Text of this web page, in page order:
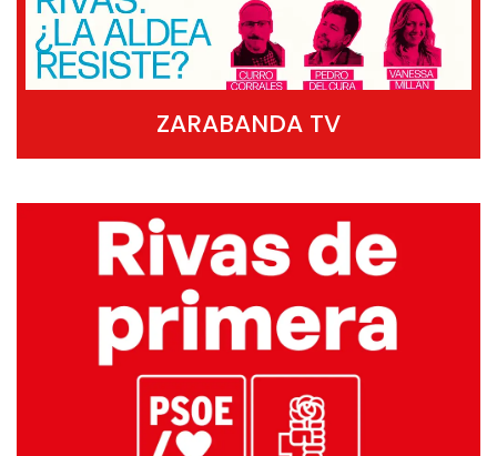
ZARABANDA TV